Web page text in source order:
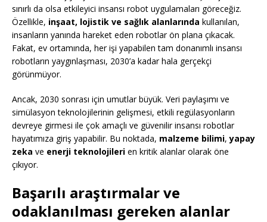
sınırlı da olsa etkileyici insansı robot uygulamaları göreceğiz.
Özellikle, inşaat, lojistik ve sağlık alanlarında kullanılan,
insanların yanında hareket eden robotlar ön plana çıkacak.
Fakat, ev ortamında, her işi yapabilen tam donanımlı insansı
robotların yaygınlaşması, 2030’a kadar hala gerçekçi
görünmüyor.
Ancak, 2030 sonrası için umutlar büyük. Veri paylaşımı ve
simülasyon teknolojilerinin gelişmesi, etkili regülasyonların
devreye girmesi ile çok amaçlı ve güvenilir insansı robotlar
hayatımıza giriş yapabilir. Bu noktada, malzeme bilimi,yapay
zeka ve enerji teknolojileri en kritik alanlar olarak öne
çıkıyor.
Başarılı araştırmalar ve
odaklanılması gereken alanlar